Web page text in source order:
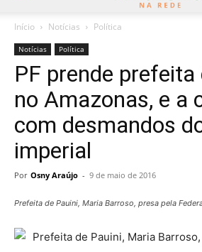
Início Notícias Política
Notícias Política
PF prende prefeita
no Amazonas, e a
com desmandos
imperial
Por Osny Araújo - 9 de maio de 2016
Prefeita de Pauini, Maria Barroso, presa pela